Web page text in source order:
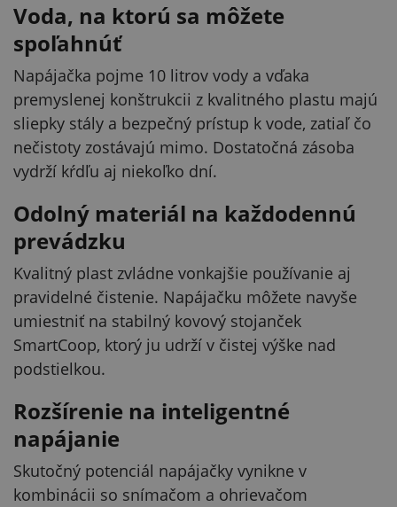
Voda, na ktorú sa môžete
spoľahnúť
Napájačka pojme 10 litrov vody a vďaka
premyslenej konštrukcii z kvalitného plastu majú
sliepky stály a bezpečný prístup k vode, zatiaľ čo
nečistoty zostávajú mimo. Dostatočná zásoba
vydrží kŕdľu aj niekoľko dní.
Odolný materiál na každodennú
prevádzku
Kvalitný plast zvládne vonkajšie používanie aj
pravidelné čistenie. Napájačku môžete navyše
umiestniť na stabilný kovový stojanček
SmartCoop, ktorý ju udrží v čistej výške nad
podstielkou.
Rozšírenie na inteligentné
napájanie
Skutočný potenciál napájačky vynikne v
kombinácii so snímačom a ohrievačom